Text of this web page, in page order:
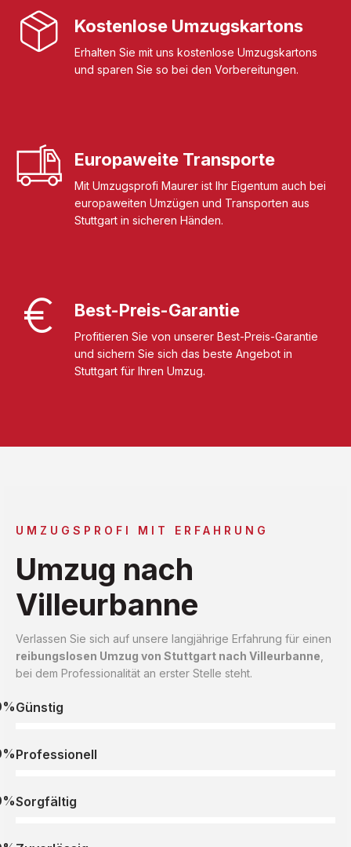
Kostenlose Umzugskartons
Erhalten Sie mit uns kostenlose Umzugskartons
und sparen Sie so bei den Vorbereitungen.
Europaweite Transporte
Mit Umzugsprofi Maurer ist Ihr Eigentum auch bei
europaweiten Umzügen und Transporten aus
Stuttgart in sicheren Händen.
Best-Preis-Garantie
Profitieren Sie von unserer Best-Preis-Garantie
und sichern Sie sich das beste Angebot in
Stuttgart für Ihren Umzug.
UMZUGSPROFI MIT ERFAHRUNG
Umzug nach
Villeurbanne
Verlassen Sie sich auf unsere langjährige Erfahrung für einen
reibungslosen Umzug von Stuttgart nach Villeurbanne
bei dem Professionalität an erster Stelle steht.
Günstig
Professionell
Sorgfältig